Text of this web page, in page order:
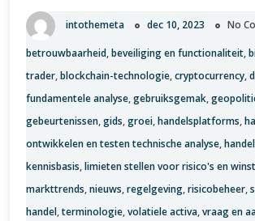
intothemeta dec 10, 2023 No
betrouwbaarheid,beveiliging en functionaliteit,
trader,blockchain-technologie,cryptocurrency,
fundamentele analyse,gebruiksgemak,
gebeurtenissen,gids,groei,handelsplatforms,
ontwikkelen en testen technische analyse,
kennisbasis,limieten stellen voor risico's en
markttrends,nieuws,regelgeving,risicobeheer,
handel,terminologie,volatiele activa,vraag en